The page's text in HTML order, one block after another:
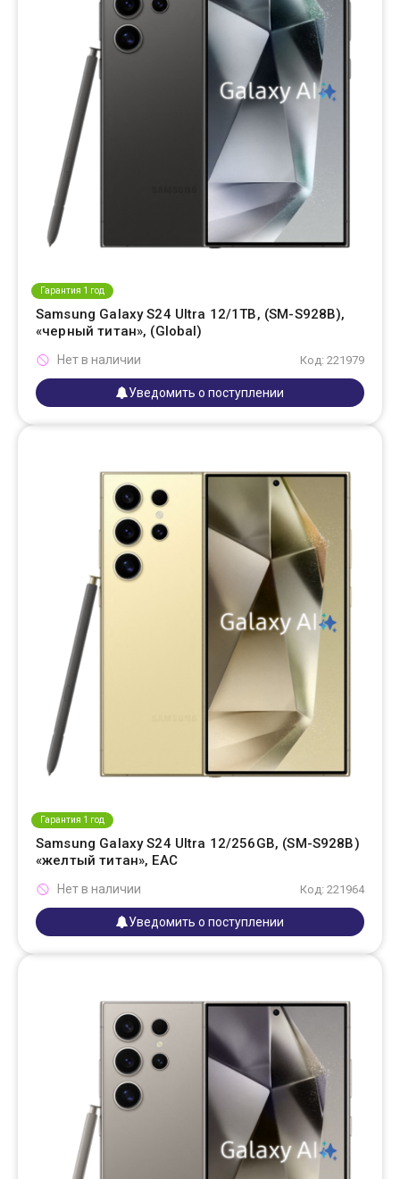
Гарантия 1 год
Samsung Galaxy S24 Ultra 12/1TB, (SM-S928B),
«черный титан», (Global)
Код: 221979
Нет в наличии
Уведомить о поступлении
Гарантия 1 год
Samsung Galaxy S24 Ultra 12/256GB, (SM-S928B)
«желтый титан», EAC
Код: 221964
Нет в наличии
Уведомить о поступлении